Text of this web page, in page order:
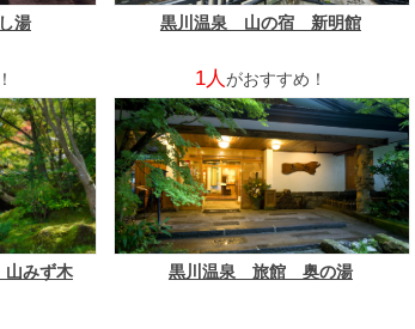
湯 黒川温泉 山の宿 新明館
みず木
1人がおすすめ！
黒川温泉 旅館 奥の湯